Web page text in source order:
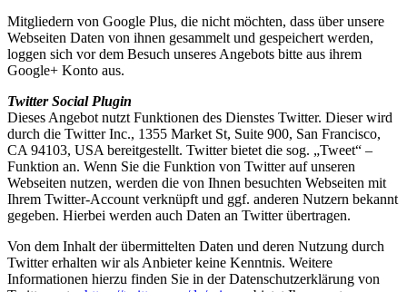
Mitgliedern von Google Plus, die nicht möchten, dass über unsere
Webseiten Daten von ihnen gesammelt und gespeichert werden,
loggen sich vor dem Besuch unseres Angebots bitte aus ihrem
Google+ Konto aus.
Twitter Social Plugin
Dieses Angebot nutzt Funktionen des Dienstes Twitter. Dieser wird
durch die Twitter Inc., 1355 Market St, Suite 900, San Francisco,
CA 94103, USA bereitgestellt. Twitter bietet die sog. „Tweet“ –
Funktion an. Wenn Sie die Funktion von Twitter auf unseren
Webseiten nutzen, werden die von Ihnen besuchten Webseiten mit
Ihrem Twitter-Account verknüpft und ggf. anderen Nutzern bekannt
gegeben. Hierbei werden auch Daten an Twitter übertragen.
Von dem Inhalt der übermittelten Daten und deren Nutzung durch
Twitter erhalten wir als Anbieter keine Kenntnis. Weitere
Informationen hierzu finden Sie in der Datenschutzerklärung von